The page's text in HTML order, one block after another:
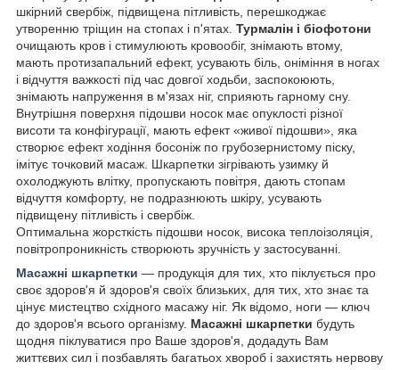
шкірний свербіж, підвищена пітливість, перешкоджає
утворенню тріщин на стопах і п'ятах. Турмалін і біофотони
очищають кров і стимулюють кровообіг, знімають втому,
мають протизапальний ефект, усувають біль, оніміння в ногах
і відчуття важкості під час довгої ходьби, заспокоюють,
знімають напруження в м'язах ніг, сприяють гарному сну.
Внутрішня поверхня підошви носок має опуклості різної
висоти та конфігурації, мають ефект «живої підошви», яка
створює ефект ходіння босоніж по грубозернистому піску,
імітує точковий масаж. Шкарпетки зігрівають узимку й
охолоджують влітку, пропускають повітря, дають стопам
відчуття комфорту, не подразнюють шкіру, усувають
підвищену пітливість і свербіж.
Оптимальна жорсткість підошви носок, висока теплоізоляція,
повітропроникність створюють зручність у застосуванні.
Масажні шкарпетки — продукція для тих, хто піклується про
своє здоров'я й здоров'я своїх близьких, для тих, хто знає та
цінує мистецтво східного масажу ніг. Як відомо, ноги — ключ
до здоров'я всього організму. Масажні шкарпетки будуть
щодня піклуватися про Ваше здоров'я, додадуть Вам
життєвих сил і позбавлять багатьох хвороб і захистять нервову